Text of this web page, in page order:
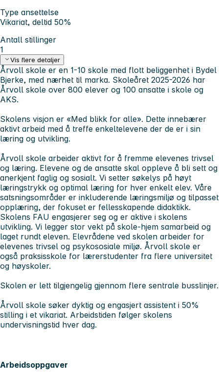
Type ansettelse
Vikariat, deltid 50%
Antall stillinger
1
Vis flere detaljer
Årvoll skole er en 1-10 skole med flott beliggenhet i Bydel
Bjerke, med nærhet til marka. Skoleåret 2025-2026 har
Årvoll skole over 800 elever og 100 ansatte i skole og
AKS.
Skolens visjon er «Med blikk for alle». Dette innebærer
aktivt arbeid med å treffe enkeltelevene der de er i sin
læring og utvikling.
Årvoll skole arbeider aktivt for å fremme elevenes trivsel
og læring. Elevene og de ansatte skal oppleve å bli sett og
anerkjent faglig og sosialt. Vi setter søkelys på høyt
læringstrykk og optimal læring for hver enkelt elev. Våre
satsningsområder er inkluderende læringsmiljø og tilpasset
opplæring, der fokuset er fellesskapende didaktikk.
Skolens FAU engasjerer seg og er aktive i skolens
utvikling. Vi legger stor vekt på skole-hjem samarbeid og
laget rundt eleven. Elevrådene ved skolen arbeider for
elevenes trivsel og psykososiale miljø. Årvoll skole er
også praksisskole for lærerstudenter fra flere universitet
og høyskoler.
Skolen er lett tilgjengelig gjennom flere sentrale busslinjer.
Årvoll skole søker dyktig og engasjert assistent i 50%
stilling i et vikariat. Arbeidstiden følger skolens
undervisningstid hver dag.
Arbeidsoppgaver